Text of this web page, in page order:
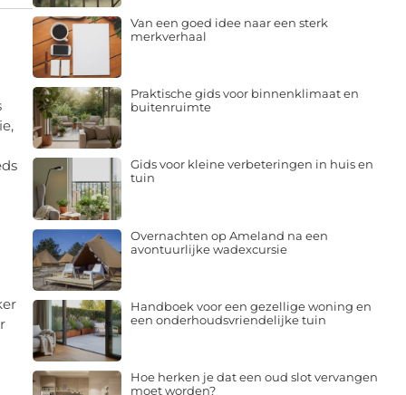
Van een goed idee naar een sterk
merkverhaal
Praktische gids voor binnenklimaat en
buitenruimte
Gids voor kleine verbeteringen in huis en
tuin
Overnachten op Ameland na een
avontuurlijke wadexcursie
Handboek voor een gezellige woning en
een onderhoudsvriendelijke tuin
Hoe herken je dat een oud slot vervangen
moet worden?